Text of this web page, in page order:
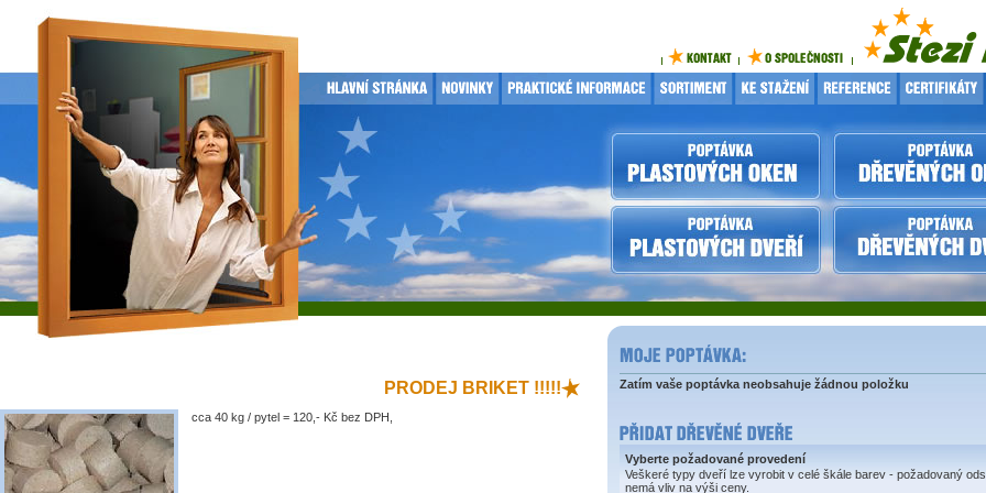
PRODEJ BRIKET !!!!!
cca 40 kg / pytel = 120,- Kč bez DPH,
Zatím vaše poptávka neobsahuje žádnou položku
Vyberte požadované provedení
Veškeré typy dveří lze vyrobit v celé škále barev - požadovaný
nemá vliv na výši ceny.